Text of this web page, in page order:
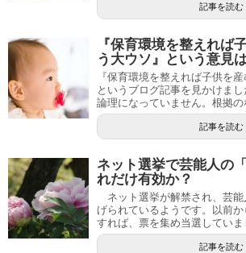
記事を読む
『保育環境を整えれば
う大ウソ』という意見
『保育環境を整えれば子供を
というブログ記事を見かけまし
論理になっていません。根拠の
記事を読む
ネット選挙で芸能人の
れだけ有効か？
ネット選挙が解禁され、芸能
げられているようです。以前
すれば、票を集め当選していま
記事を読む